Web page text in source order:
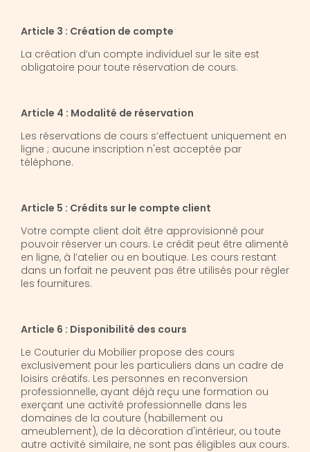
Article 3 : Création de compte
La création d’un compte individuel sur le site est
obligatoire pour toute réservation de cours.
Article 4 : Modalité de réservation
Les réservations de cours s’effectuent uniquement en
ligne ; aucune inscription n'est acceptée par
téléphone.
Article 5 : Crédits sur le compte client
Votre compte client doit être approvisionné pour
pouvoir réserver un cours. Le crédit peut être alimenté
en ligne, à l’atelier ou en boutique. Les cours restant
dans un forfait ne peuvent pas être utilisés pour régler
les fournitures.
Article 6 : Disponibilité des cours
Le Couturier du Mobilier propose des cours
exclusivement pour les particuliers dans un cadre de
loisirs créatifs. Les personnes en reconversion
professionnelle, ayant déjà reçu une formation ou
exerçant une activité professionnelle dans les
domaines de la couture (habillement ou
ameublement), de la décoration d'intérieur, ou toute
autre activité similaire, ne sont pas éligibles aux cours.